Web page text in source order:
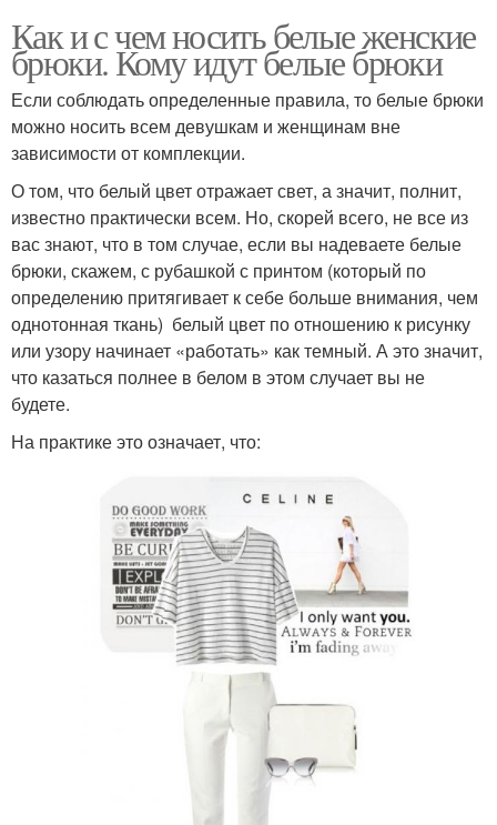
Как и с чем носить белые женские
брюки. Кому идут белые брюки
Если соблюдать определенные правила, то белые брюки
можно носить всем девушкам и женщинам вне
зависимости от комплекции.
О том, что белый цвет отражает свет, а значит, полнит,
известно практически всем. Но, скорей всего, не все из
вас знают, что в том случае, если вы надеваете белые
брюки, скажем, с рубашкой с принтом (который по
определению притягивает к себе больше внимания, чем
однотонная ткань) белый цвет по отношению к рисунку
или узору начинает «работать» как темный. А это значит,
что казаться полнее в белом в этом случает вы не
будете.
На практике это означает, что: